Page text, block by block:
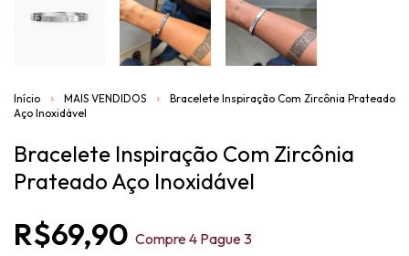
Início MAIS VENDIDOS
Bracelete Inspiração Com Zircônia Prateado
Aço Inoxidável
Bracelete Inspiração Com Zircônia
Prateado Aço Inoxidável
R$69,90 Compre 4 Pague 3